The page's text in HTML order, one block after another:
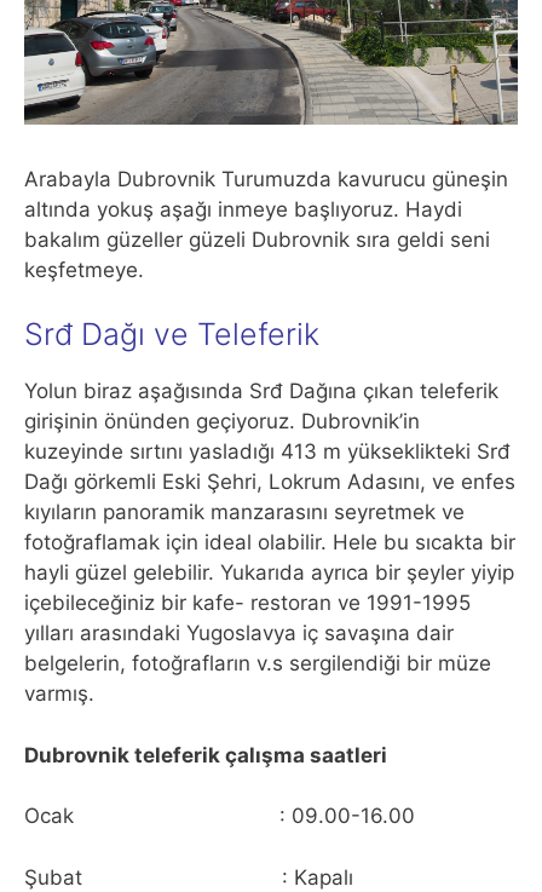
Arabayla Dubrovnik Turumuzda kavurucu güneşin
altında yokuş aşağı inmeye başlıyoruz. Haydi
bakalım güzeller güzeli Dubrovnik sıra geldi seni
keşfetmeye.
Srđ Dağı ve Teleferik
Yolun biraz aşağısında Srđ Dağına çıkan teleferik
girişinin önünden geçiyoruz. Dubrovnik’in
kuzeyinde sırtını yasladığı 413 m yükseklikteki Srđ
Dağı görkemli Eski Şehri, Lokrum Adasını, ve enfes
kıyıların panoramik manzarasını seyretmek ve
fotoğraflamak için ideal olabilir. Hele bu sıcakta bir
hayli güzel gelebilir. Yukarıda ayrıca bir şeyler yiyip
içebileceğiniz bir kafe- restoran ve 1991-1995
yılları arasındaki Yugoslavya iç savaşına dair
belgelerin, fotoğrafların v.s sergilendiği bir müze
varmış.
Dubrovnik teleferik çalışma saatleri
Ocak : 09.00-16.00
Şubat : Kapalı